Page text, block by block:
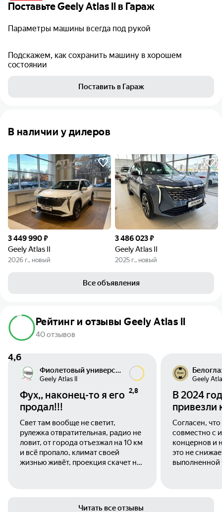
ПоставьтеGeely Atlas II в Гараж
Параметры машины всегда под рукой
Подскажем, как сохранить машину в хорошем
состоянии
Поставить в Гараж
В наличии у дилеров
3 449 990 ₽
Geely Atlas II
2026 г., новый
3 486 023 ₽
Geely Atlas II
2025 г., новый
Все объявления
4,6
Рейтинг и отзывы Geely Atlas II
40 отзывов
Фиолетовый универсал
Geely Atlas II
2,8
Фух,, наконец-то я его
продал!!!
Свет там вообще не светит,
рулежка отвратительная, радио не
ловит, от города отъезжал на 10 км
и всё пропало, климат своей
жизнью живёт, проекция скачет на
Geely
В 2024
привезли
реплику
свою
Согласен,
совместно с
концернов и
это не
выполненной
Читать все отзывы